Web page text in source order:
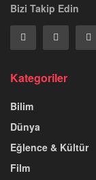
Bizi Takip Edin
Kategoriler
Bilim
Dünya
Eğlence & Kültür
Film